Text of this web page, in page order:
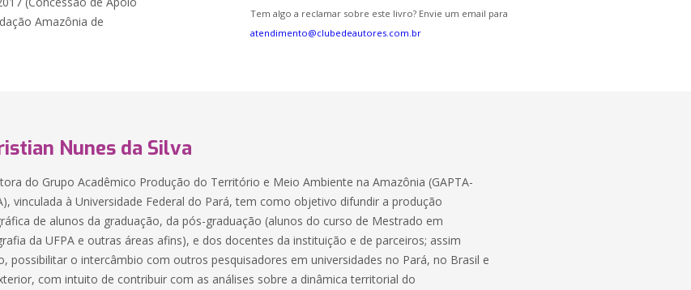
Amazônia de
Tem algo a reclamar sobre este livro? Envie um email para
atendimento@clubedeautores.com.br
Nunes da Silva
do Grupo Acadêmico Produção do Território e Meio Ambiente na Amazônia (GAPTA-
vinculada à Universidade Federal do Pará, tem como objetivo difundir a produção
de alunos da graduação, da pós-graduação (alunos do curso de Mestrado em
da UFPA e outras áreas afins), e dos docentes da instituição e de parceiros; assim
possibilitar o intercâmbio com outros pesquisadores em universidades no Pará, no Brasil e
com intuito de contribuir com as análises sobre a dinâmica territorial do